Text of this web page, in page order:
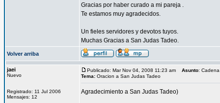
Gracias por haber curado a mi pareja .
Te estamos muy agradecidos.
Un fieles servidores y devotos tuyos.
Muchas Gracias a San Judas Tadeo.
Volver arriba
jaei
Nuevo
Registrado: 11 Jul 2006
Mensajes: 12
Publicado: Mar Nov 04, 2008 11:23 am Asunto:
Tema: Oracion a San Judas Tadeo
Agradecimiento a San Judas Tadeo)